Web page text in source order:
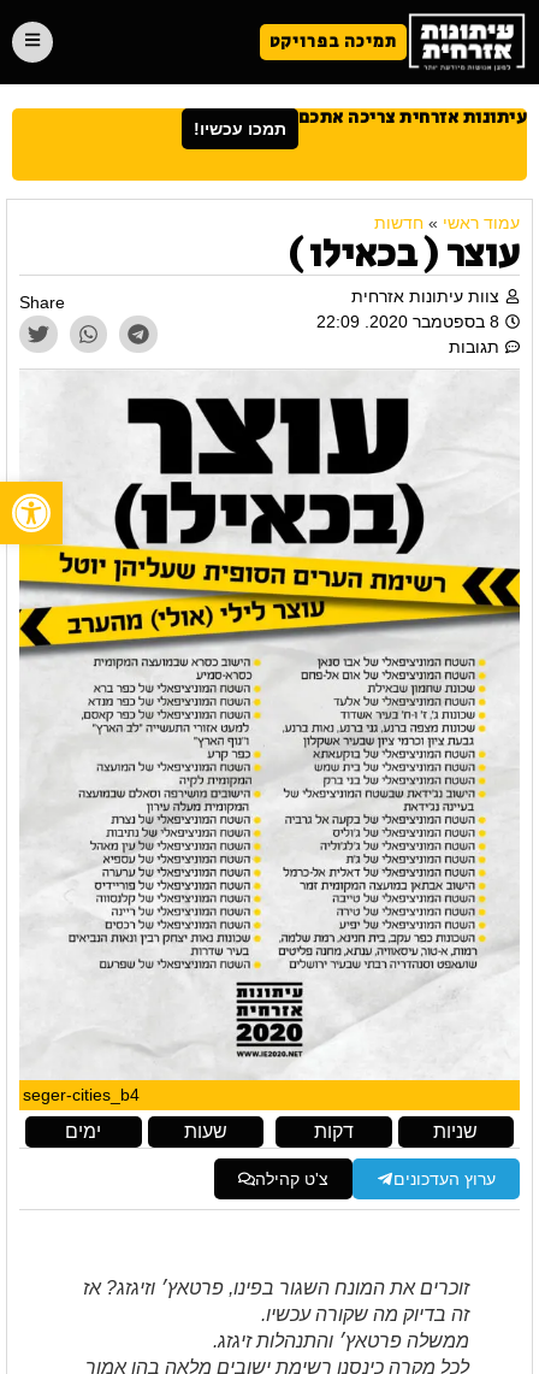
תמיכה בפרויקט
עיתונות אזרחית צריכה אתכם תמכו עכשיו!
עמוד ראשי » חדשות
עוצר ( בכאילו )
צוות עיתונות אזרחית
8 בספטמבר 2020. 22:09
תגובות
Share
seger-cities_b4
ימים שעות דקות שניות
ערוץ העדכונים צ'ט קהילה
זוכרים את המונח השגור בפינו, פרטאץ׳ וזיגזג? אז
זה בדיוק מה שקורה עכשיו.
ממשלה פרטאץ׳ והתנהלות זיגזג.
לכל מקרה כינסנו רשימת ישובים מלאה בהן אמור